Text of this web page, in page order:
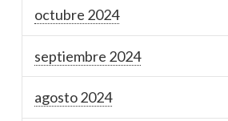
octubre 2024
septiembre 2024
agosto 2024